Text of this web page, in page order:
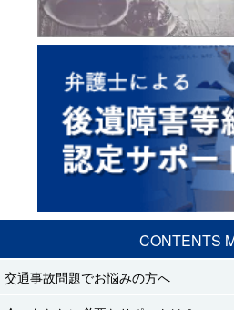
CONTENTS
交通事故問題でお悩みの方へ